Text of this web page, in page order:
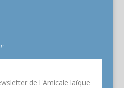
de l'Amicale laïque